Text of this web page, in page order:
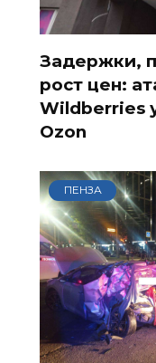
Задержки,
рост цен:
Wildberries
Ozon
ПЕНЗА